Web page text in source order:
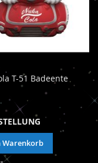
T-51 Badeente
Warenkorb